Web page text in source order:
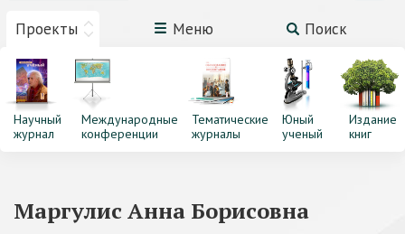
Проекты Меню Поиск
Научный
журнал
Международные
конференции
Тематические
журналы
Юный
ученый
Издание
книг
Маргулис Анна Борисовна